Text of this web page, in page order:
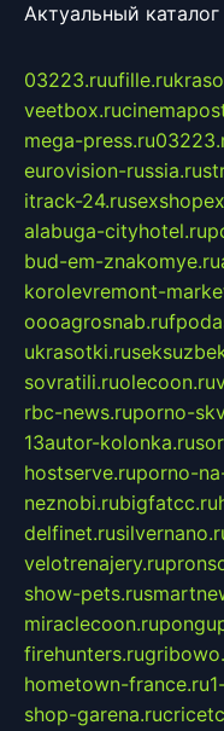
Актуальный
03223.ruufille.ru
veetbox.ru
mega-press.ru
eurovision-russia.ru
itrack-24.ru
alabuga-cityhotel.ru
bud-em-znakomye.ru
korolevremont-
oooagrosnab.ru
ukrasotki.ru
sovratili.ruolecoon.ru
rbc-news.ruporno-
13autor-kolonka.ru
hostserve.ruporno-
neznobi.rubigfatcc.ru
delfinet.ru
velotrenajery.ru
show-pets.ru
miraclecoon.ru
firehunters.ru
hometown-france.ru
shop-garena.ru